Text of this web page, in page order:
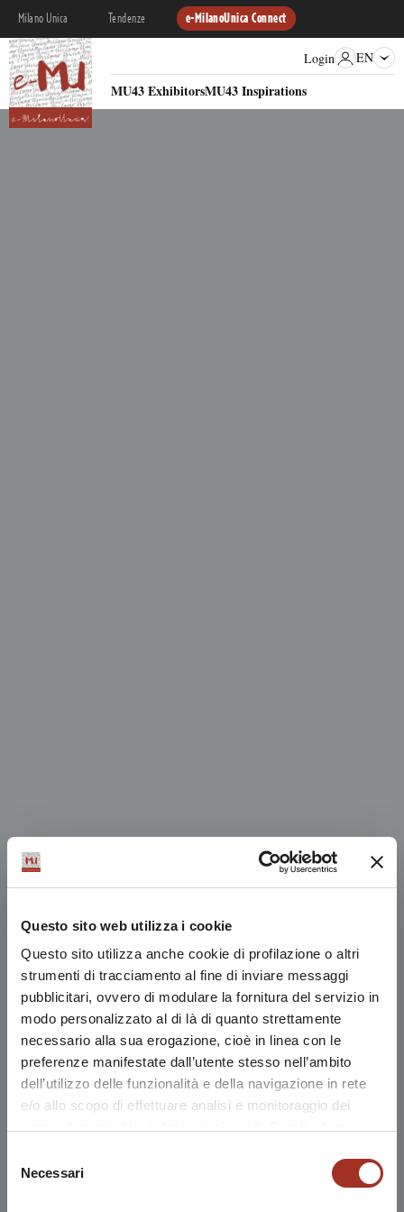
Questo sito web utilizza i cookie
Questo sito utilizza anche cookie di profilazione o altri
strumenti di tracciamento al fine di inviare messaggi
pubblicitari, ovvero di modulare la fornitura del servizio in
modo personalizzato al di là di quanto strettamente
necessario alla sua erogazione, cioè in linea con le
preferenze manifestate dall’utente stesso nell’ambito
dell’utilizzo delle funzionalità e della navigazione in rete
e/o allo scopo di effettuare analisi e monitoraggio dei
nostro sito, con i nostri partner che si occupano di analisi
dei dati web, pubblicità e social media, i quali potrebbero
delNecessari
Milano Unica Tendenze e-MilanoUnica Connect
MU43 ExhibitorsMU43 Inspirations
Login EN